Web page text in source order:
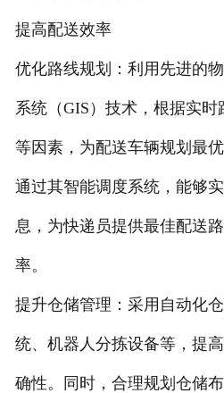
提高配送效率
优化路线规划：利用先进的
系统（GIS）技术，根据实
等因素，为配送车辆规划最
通过其智能调度系统，能够
息，为快递员提供最佳配送
率。
提升仓储管理：采用自动化
统、机器人分拣设备等，提
确性。同时，合理规划仓储